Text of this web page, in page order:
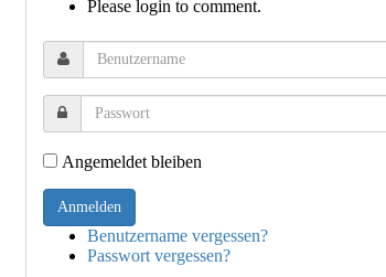
Please login to comment.
Angemeldet bleiben
Benutzername vergessen?
Passwort vergessen?